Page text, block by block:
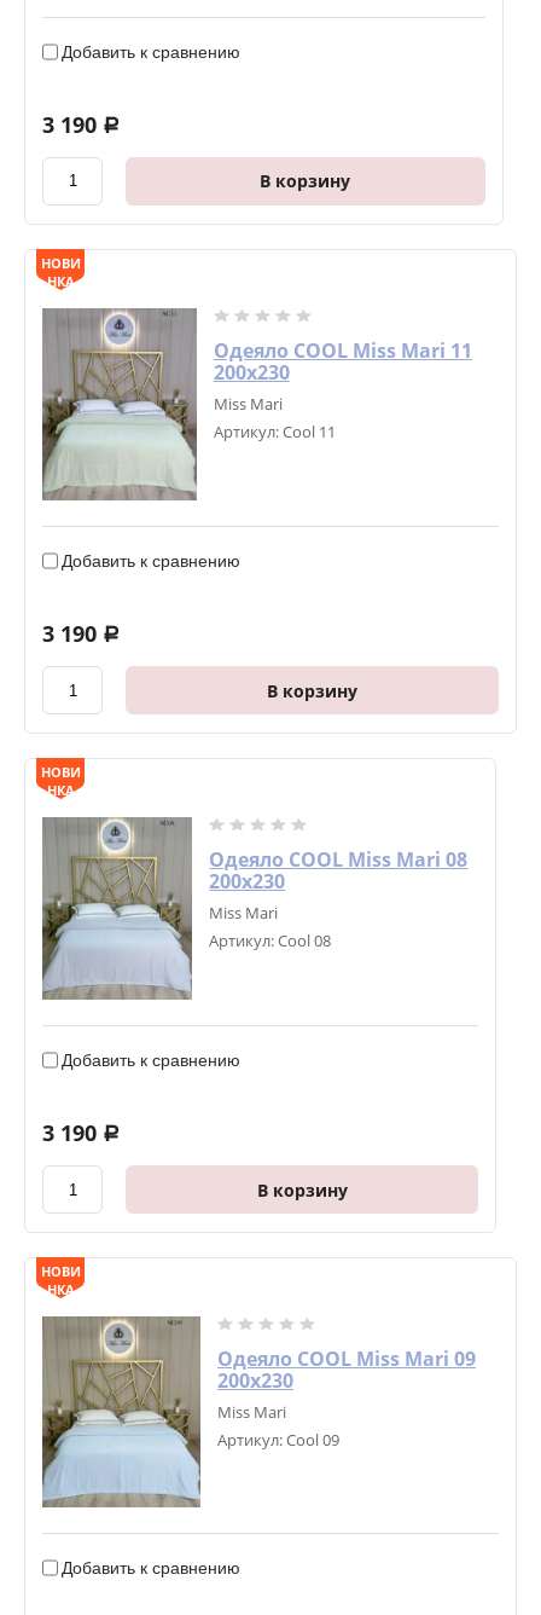
Добавить к сравнению
3 190 a
В корзину
НОВИ
НКА
Одеяло COOL Miss Mari 11
200х230
Miss Mari
Артикул:Cool 11
Добавить к сравнению
3 190 a
В корзину
НОВИ
НКА
Одеяло COOL Miss Mari 08
200х230
Miss Mari
Артикул:Cool 08
Добавить к сравнению
3 190 a
В корзину
НОВИ
НКА
Одеяло COOL Miss Mari 09
200х230
Miss Mari
Артикул:Cool 09
Добавить к сравнению